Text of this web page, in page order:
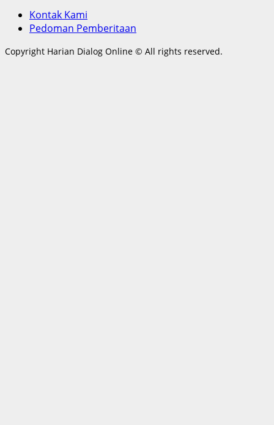
Kontak Kami
Pedoman Pemberitaan